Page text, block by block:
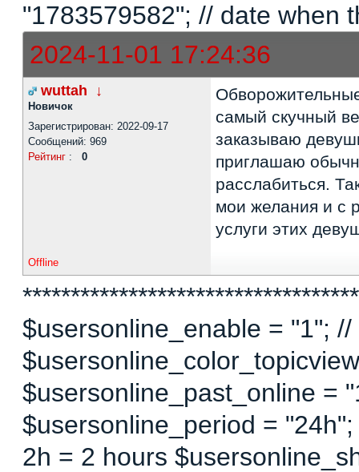
"1783579582"; // date when
2024-11-01 17:24:36
wuttah ↓
Новичок
Зарегистрирован: 2022-09-17
Сообщений: 969
Рейтинг : 0
самый скучный
заказываю
приглашаю
расслабиться.
мои желания и с
услуги этих
Offline
$usersonline_enable = "1";
$usersonline_past_online =
$usersonline_period =
2h = 2 hours